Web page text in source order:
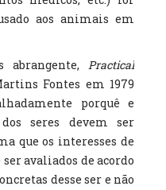
aos animais em
abrangente, Practical
Fontes em 1979
porquê e
seres devem ser
que os interesses de
avaliados de acordo
desse ser e não